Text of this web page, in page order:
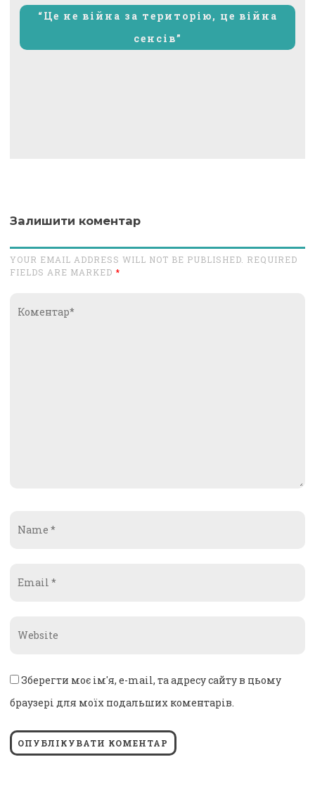
запис:
“Це не війна за територію, це війна
сенсів”
Залишити коментар
YOUR EMAIL ADDRESS WILL NOT BE PUBLISHED. REQUIRED
FIELDS ARE MARKED *
Зберегти моє ім'я, e-mail, та адресу сайту в цьому
браузері для моїх подальших коментарів.